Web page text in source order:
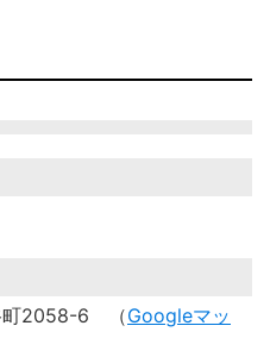
町2058-6 （Googleマッ